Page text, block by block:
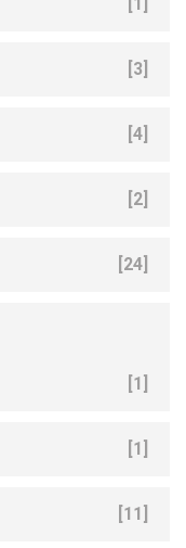
[6]
[3]
[4]
[2]
[24]
[2]
[1]
[1]
[11]